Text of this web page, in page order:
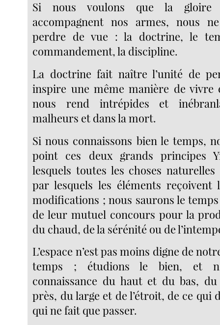
Si nous voulons que la gloire
accompagnent nos armes, nous
perdre de vue : la doctrine, le
commandement, la discipline.
La doctrine fait naître l’unité de
inspire une même manière de
nous rend intrépides et
malheurs et dans la mort.
Si nous connaissons bien le temps,
point ces deux grands principes
lesquels toutes les choses
par lesquels les éléments reçoivent
modifications ; nous saurons le
de leur mutuel concours pour la
du chaud, de la sérénité ou de
L’espace n’est pas moins digne de
temps ; étudions le bien, et
connaissance du haut et du bas,
près, du large et de l’étroit, de ce qui
qui ne fait que passer.